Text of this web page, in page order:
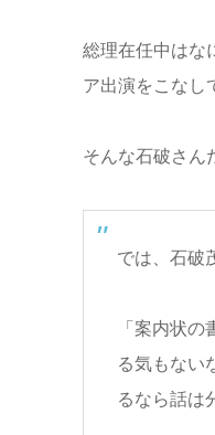
総理在任中はな
ア出演をこなし
そんな石破さん
では、石破
「案内状
る気もない
るなら話は